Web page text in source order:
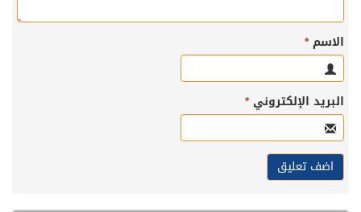
الاسم*
البريد الإلكتروني*